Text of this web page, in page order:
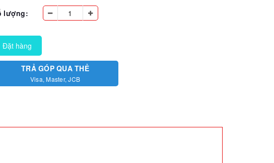
lượng:
Đặt hàng
TRẢ GÓP QUA THẺ
Visa, Master, JCB